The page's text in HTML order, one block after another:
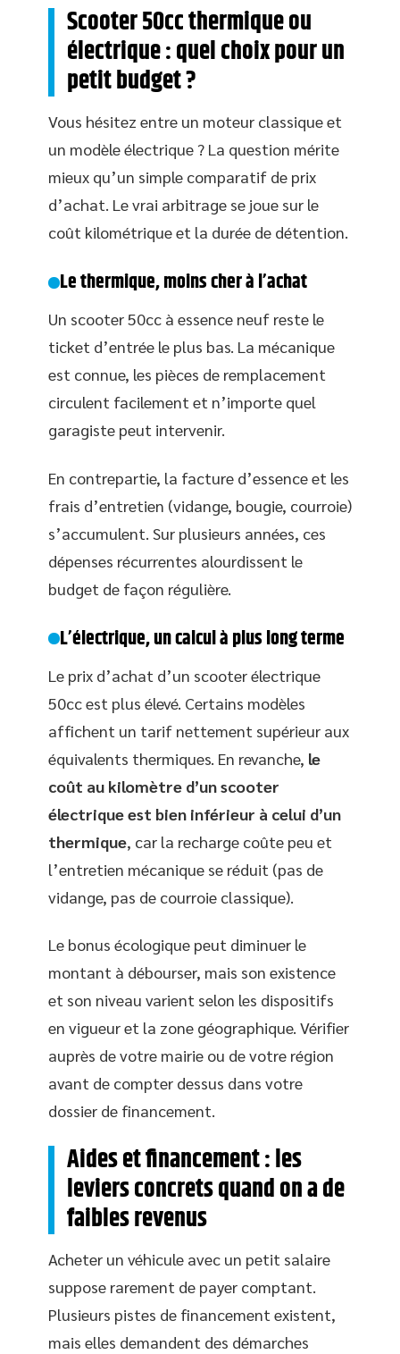
Scooter 50cc thermique ou
électrique : quel choix pour un
petit budget ?
Vous hésitez entre un moteur classique et
un modèle électrique ? La question mérite
mieux qu’un simple comparatif de prix
d’achat. Le vrai arbitrage se joue sur le
coût kilométrique et la durée de détention.
Le thermique, moins cher à l’achat
Un scooter 50cc à essence neuf reste le
ticket d’entrée le plus bas. La mécanique
est connue, les pièces de remplacement
circulent facilement et n’importe quel
garagiste peut intervenir.
En contrepartie, la facture d’essence et les
frais d’entretien (vidange, bougie, courroie)
s’accumulent. Sur plusieurs années, ces
dépenses récurrentes alourdissent le
budget de façon régulière.
L’électrique, un calcul à plus long terme
Le prix d’achat d’un scooter électrique
50cc est plus élevé. Certains modèles
affichent un tarif nettement supérieur aux
équivalents thermiques. En revanche, le
coût au kilomètre d’un scooter
électrique est bien inférieur à celui d’un
thermique, car la recharge coûte peu et
l’entretien mécanique se réduit (pas de
vidange, pas de courroie classique).
Le bonus écologique peut diminuer le
montant à débourser, mais son existence
et son niveau varient selon les dispositifs
en vigueur et la zone géographique. Vérifier
auprès de votre mairie ou de votre région
avant de compter dessus dans votre
dossier de financement.
Aides et financement : les
leviers concrets quand on a de
faibles revenus
Acheter un véhicule avec un petit salaire
suppose rarement de payer comptant.
Plusieurs pistes de financement existent,
mais elles demandent des démarches